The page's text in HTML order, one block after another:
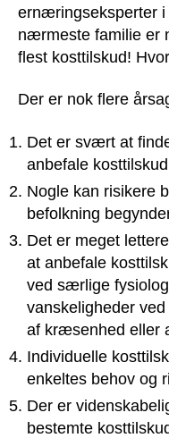
ernæringseksperter i
nærmeste familie er
flest kosttilskud!
Der er nok flere
Det er svært at
anbefale
Nogle kan risikere
befolkning
Det er meget
at anbefale
ved særlige
vanskeligheder
af kræsenhed eller
Individuelle
enkeltes behov og
Der er
bestemte